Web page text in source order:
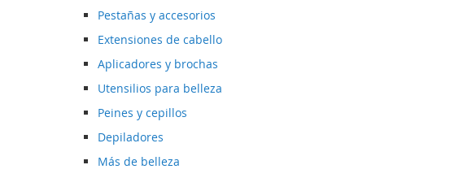
Pestañas y accesorios
Extensiones de cabello
Aplicadores y brochas
Utensilios para belleza
Peines y cepillos
Depiladores
Más de belleza